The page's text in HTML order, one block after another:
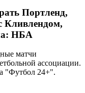
Портленд,
Кливлендом,
НБА
матчи
ассоциации.
"Футбол 24+".